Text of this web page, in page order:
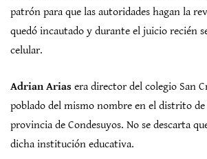
patrón para que las autoridades hagan la
quedó incautado y durante el juicio recién
celular.
Adrian Arias era director del colegio San
poblado del mismo nombre en el distrito
provincia de Condesuyos. No se descarta
dicha institución educativa.